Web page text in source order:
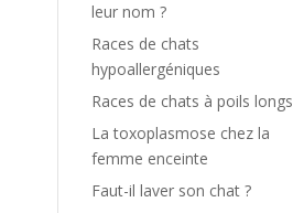
leur nom ?
Races de chats
hypoallergéniques
Races de chats à poils longs
La toxoplasmose chez la
femme enceinte
Faut-il laver son chat ?